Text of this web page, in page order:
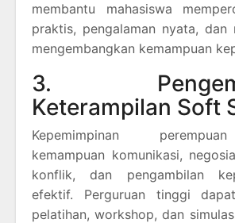
membantu mahasiswa
praktis, pengalaman nyata, dan
mengembangkan kemampuan
3.
Keterampilan Soft
Kepemimpinan
kemampuan komunikasi,
konflik, dan pengambilan
efektif. Perguruan tinggi
pelatihan, workshop, dan